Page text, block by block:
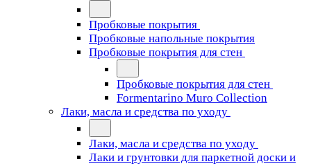
Пробковые покрытия
Пробковые напольные покрытия
Пробковые покрытия для стен
Пробковые покрытия для стен
Formentarino Muro Collection
Лаки, масла и средства по уходу
Лаки, масла и средства по уходу
Лаки и грунтовки для паркетной доски и